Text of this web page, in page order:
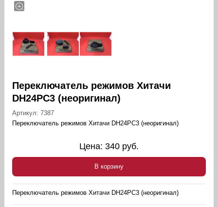
Переключатель режимов Хитачи
DH24PC3 (неоригинал)
Артикул:7387
Переключатель режимов Хитачи DH24PC3 (неоригинал)
Цена: 340 руб.
В корзину
Переключатель режимов Хитачи DH24PC3 (неоригинал)